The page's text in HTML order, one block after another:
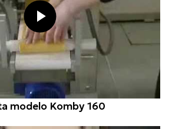
modelo Komby 160